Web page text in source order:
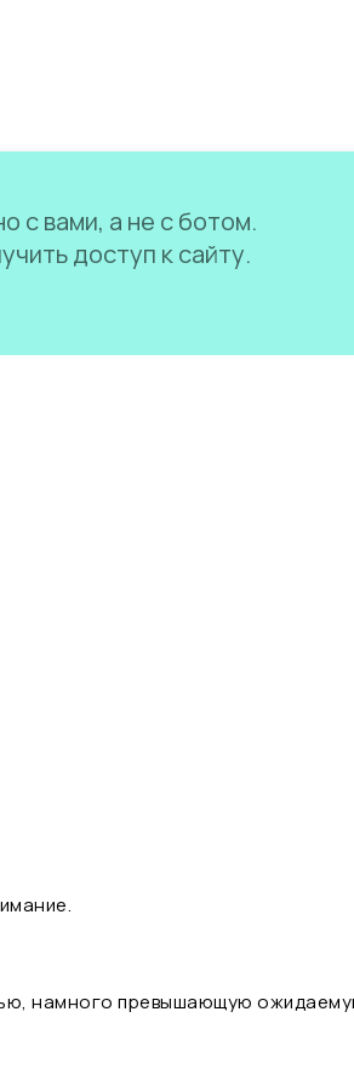
с вами, а не с ботом.
доступ к сайту.
намного превышающую